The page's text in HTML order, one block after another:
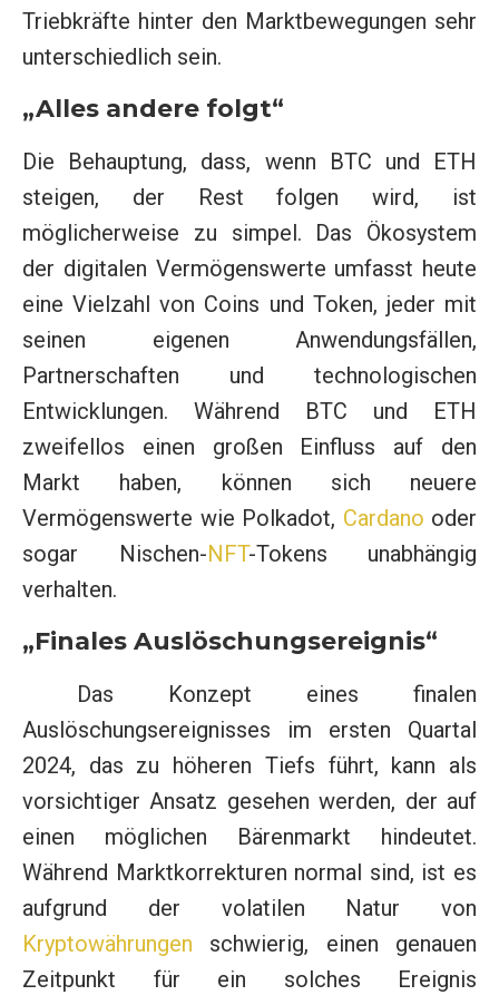
Triebkräfte hinter den Marktbewegungen sehr
unterschiedlich sein.
„Alles andere folgt“
Die Behauptung, dass, wenn BTC und ETH
steigen, der Rest folgen wird, ist
möglicherweise zu simpel. Das Ökosystem
der digitalen Vermögenswerte umfasst heute
eine Vielzahl von Coins und Token, jeder mit
seinen eigenen Anwendungsfällen,
Partnerschaften und technologischen
Entwicklungen. Während BTC und ETH
zweifellos einen großen Einfluss auf den
Markt haben, können sich neuere
Vermögenswerte wie Polkadot, Cardano oder
sogar Nischen-NFT-Tokens unabhängig
verhalten.
„Finales Auslöschungsereignis“
Das Konzept eines finalen
Auslöschungsereignisses im ersten Quartal
2024, das zu höheren Tiefs führt, kann als
vorsichtiger Ansatz gesehen werden, der auf
einen möglichen Bärenmarkt hindeutet.
Während Marktkorrekturen normal sind, ist es
aufgrund der volatilen Natur von
Kryptowährungen schwierig, einen genauen
Zeitpunkt für ein solches Ereignis